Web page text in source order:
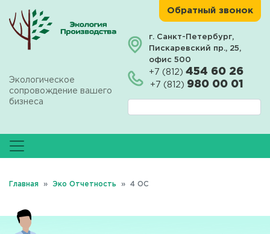
Перейти
основному
содержанию
Экологическое
сопровождение вашего
бизнеса
Обратный звонок
г. Санкт-Петербург,
Пискаревский пр., 25,
офис 500
+7 (812) 454 60 26
+7 (812) 980 00 01
Главная Эко Отчетность 4 ОС